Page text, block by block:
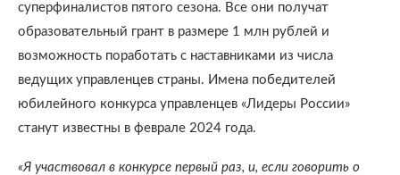
суперфиналистов пятого сезона. Все они получат
образовательный грант в размере 1 млн рублей и
возможность поработать с наставниками из числа
ведущих управленцев страны. Имена победителей
юбилейного конкурса управленцев «Лидеры России»
станут известны в феврале 2024 года.
«Я участвовал в конкурсе первый раз, и, если говорить о